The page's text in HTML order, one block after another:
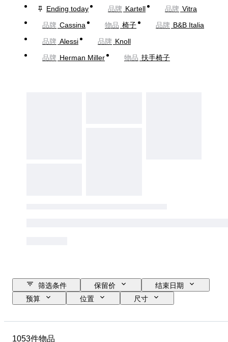
Ending today
品牌 Kartell 品牌 Vitra
品牌 Cassina 物品 椅子 品牌 B&B Italia
品牌 Alessi 品牌 Knoll
品牌 Herman Miller 物品 扶手椅子
筛选条件 保留价
结束日期
预算
位置
尺寸
其他
1053件物品